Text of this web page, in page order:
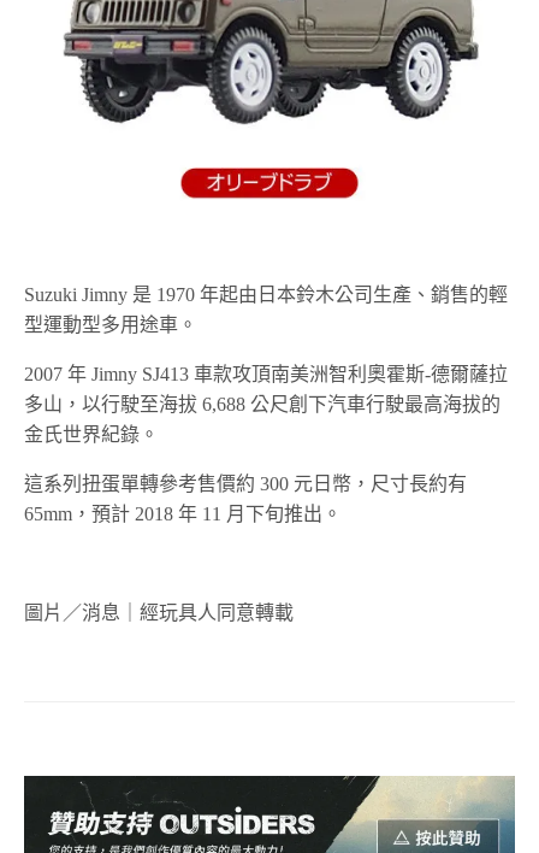
Suzuki Jimny 是 1970 年起由日本鈴木公司生產、銷售的輕
型運動型多用途車。
2007 年 Jimny SJ413 車款攻頂南美洲智利奧霍斯-德爾薩拉
多山，以行駛至海拔 6,688 公尺創下汽車行駛最高海拔的
金氏世界紀錄。
這系列扭蛋單轉參考售價約 300 元日幣，尺寸長約有
65mm，預計 2018 年 11 月下旬推出。
圖片／消息｜經玩具人同意轉載